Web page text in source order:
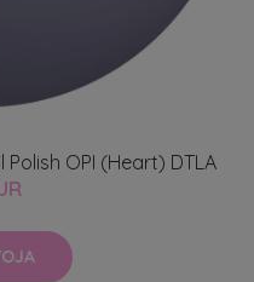
OPI (Heart) DTLA